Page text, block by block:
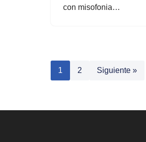
con misofonia…
1 2 Siguiente »